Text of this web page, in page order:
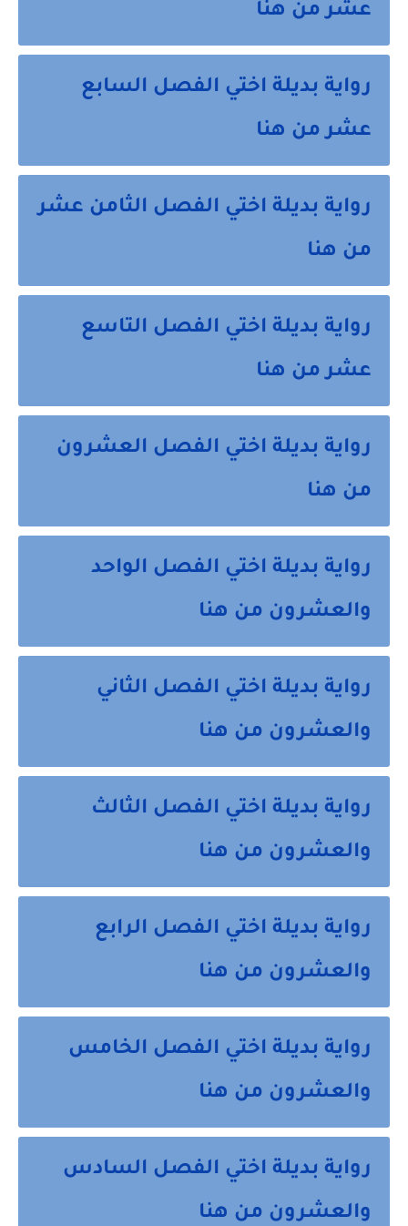
عشر من هنا
رواية بديلة اختي الفصل السابع
عشر من هنا
رواية بديلة اختي الفصل الثامن عشر
من هنا
رواية بديلة اختي الفصل التاسع
عشر من هنا
رواية بديلة اختي الفصل العشرون
من هنا
رواية بديلة اختي الفصل الواحد
والعشرون من هنا
رواية بديلة اختي الفصل الثاني
والعشرون من هنا
رواية بديلة اختي الفصل الثالث
والعشرون من هنا
رواية بديلة اختي الفصل الرابع
والعشرون من هنا
رواية بديلة اختي الفصل الخامس
والعشرون من هنا
رواية بديلة اختي الفصل السادس
والعشرون من هنا